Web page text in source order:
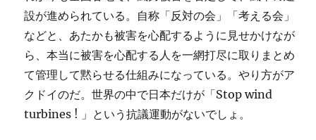
設が進められている。自称「反対の会」「考える会」
などと、あたかも被害を心配するように見せかけなが
ら、本当に被害を心配する人を一網打尽に取りまとめ
て管理して黙らせる仕組みになっている。やり方がア
クドイのだ。世界の中で日本だけが「Stop wind
turbines ! 」という抗議運動がないでしょ。